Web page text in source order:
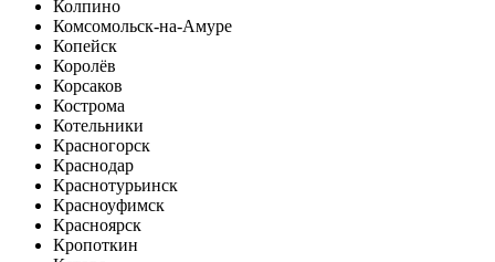
Колпино
Комсомольск-на-Амуре
Копейск
Королёв
Корсаков
Кострома
Котельники
Красногорск
Краснодар
Краснотурьинск
Красноуфимск
Красноярск
Кропоткин